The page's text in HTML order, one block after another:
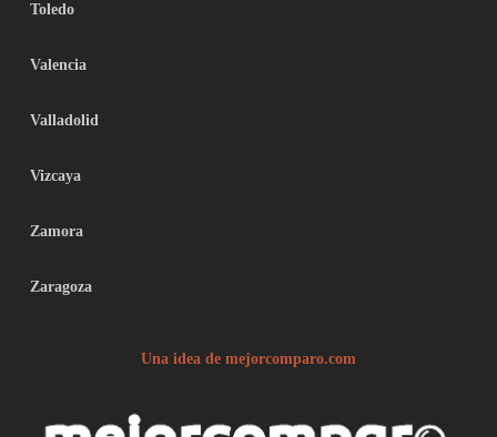
Toledo
Valencia
Valladolid
Vizcaya
Zamora
Zaragoza
Una idea de mejorcomparo.com